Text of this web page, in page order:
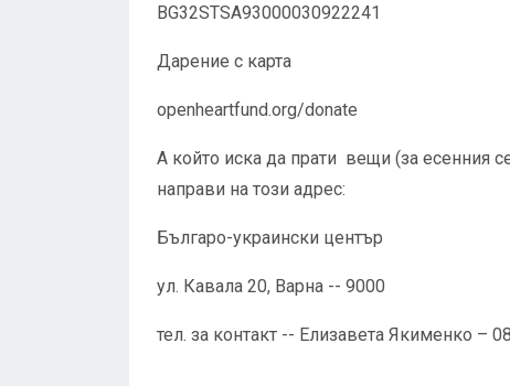
BG32STSA93000030922241
Дарение с карта
openheartfund.org/donate
А който иска да прати вещи (за есенния
направи на този адрес:
Българо-украински център
ул. Кавала 20, Варна -- 9000
тел. за контакт -- Елизавета Якименко –